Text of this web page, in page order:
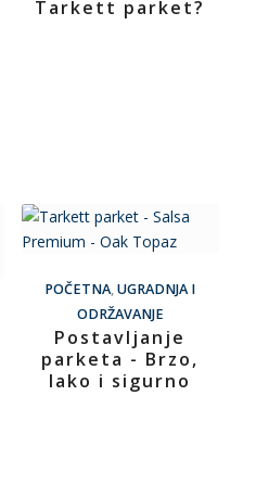
Tarkett parket?
POČETNA,UGRADNJA I
ODRŽAVANJE
Postavljanje
parketa - Brzo,
lako i sigurno